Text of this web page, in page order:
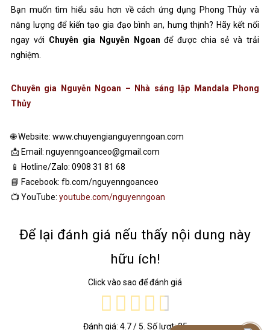
Bạn muốn tìm hiểu sâu hơn về cách ứng dụng Phong Thủy và
năng lượng để kiến tạo gia đạo bình an, hưng thịnh? Hãy kết nối
ngay với Chuyên gia Nguyễn Ngoan để được chia sẻ và trải
nghiệm.
Chuyên gia Nguyễn Ngoan – Nhà sáng lập Mandala Phong
Thủy
🌐 Website: www.chuyengianguyenngoan.com
📩 Email: nguyenngoanceo@gmail.com
📱 Hotline/Zalo: 0908 31 81 68
📘 Facebook: fb.com/nguyenngoanceo
📺 YouTube: youtube.com/nguyenngoan
Để lại đánh giá nếu thấy nội dung này
hữu ích!
Click vào sao để đánh giá
Đánh giá: 4.7/ 5. Số lượt:35